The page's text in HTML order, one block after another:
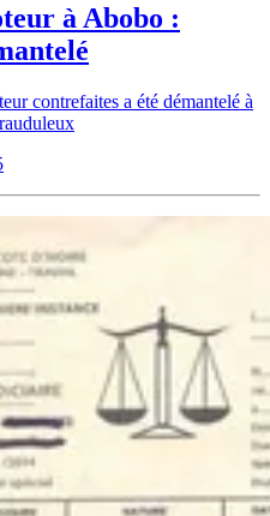
à Abobo :
contrefaites a été démantelé à